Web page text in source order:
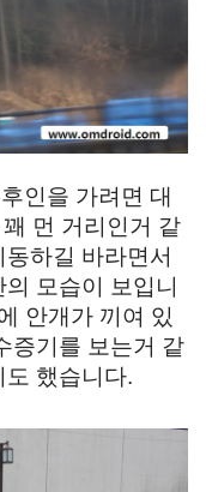
인을 가려면 대
먼 거리인거 같
하길 바라면서
모습이 보입니
안개가 끼여 있
증기를 보는거 같
했습니다.